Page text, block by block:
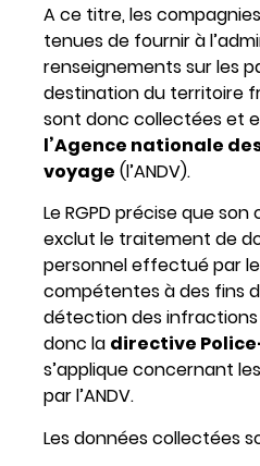
A ce titre, les
tenues de fournir à
renseignements sur les
destination du territoire
sont donc collectées et
l’Agence nationale
voyage (l’ANDV).
Le RGPD précise que
exclut le traitement de
personnel effectué par
compétentes à des fins
détection des
donc la directive
s’applique concernant
par l’ANDV.
Les données collectées